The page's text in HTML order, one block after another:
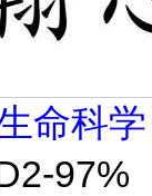
命科学
97%